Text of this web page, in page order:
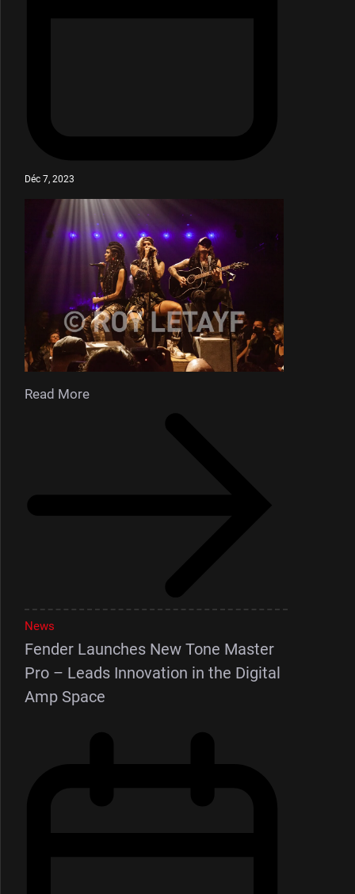
Déc 7, 2023
Read More
News
Fender Launches New Tone Master
Pro – Leads Innovation in the Digital
Amp Space